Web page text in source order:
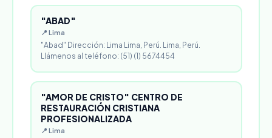
"ABAD"
📍 Lima
"Abad" Dirección: Lima Lima, Perú. Lima, Perú.
Llámenos al teléfono: (51) (1) 5674454
"AMOR DE CRISTO" CENTRO DE
RESTAURACIÓN CRISTIANA
PROFESIONALIZADA
📍 Lima